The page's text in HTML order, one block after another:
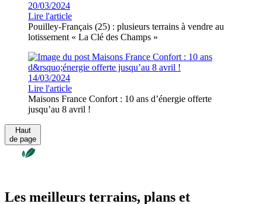
20/03/2024
Lire l'article
Pouilley-Français (25) : plusieurs terrains à vendre au
lotissement « La Clé des Champs »
14/03/2024
Lire l'article
Maisons France Confort : 10 ans d’énergie offerte
jusqu’au 8 avril !
Haut
de page
Les meilleurs terrains, plans et